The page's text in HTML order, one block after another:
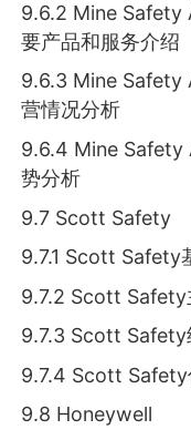
9.6.2 Mine Safety
要产品和服务介绍
9.6.3 Mine Safety
营情况分析
9.6.4 Mine Safety
势分析
9.7 Scott Safety
9.7.1 Scott Safety
9.7.2 Scott Safety
9.7.3 Scott Safety
9.7.4 Scott Safety
9.8 Honeywell